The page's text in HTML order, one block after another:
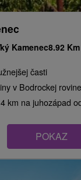
Kamenec8.92 Km
časti
v Bodrockej
km na juhozápad
POKAZ